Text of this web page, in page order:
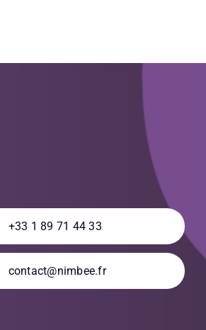
+33 1 89 71 44 33
contact@nimbee.fr